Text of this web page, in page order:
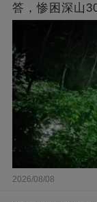
答，惨困深山
2026/08/08